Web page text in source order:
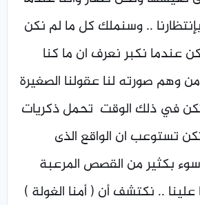
.. وسنملك كل ما لم نكن
عندما نكبر نعرف ان ما كنا
وهم صورته لنا عقولنا الصغيرة
في ذلك الوقت تحمل ذكريات
تستوعب ان الواقع الذى
بكثير من القصص المرعبة
.. نكتشف أن ( أمنا الغولة )